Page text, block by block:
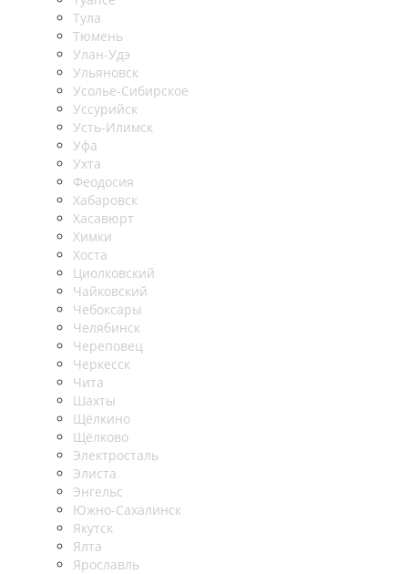
Тула
Тюмень
Улан-Удэ
Ульяновск
Усолье-Сибирское
Уссурийск
Усть-Илимск
Уфа
Ухта
Феодосия
Хабаровск
Хасавюрт
Химки
Хоста
Циолковский
Чайковский
Чебоксары
Челябинск
Череповец
Черкесск
Чита
Шахты
Щёлкино
Щёлково
Электросталь
Элиста
Энгельс
Южно-Сахалинск
Якутск
Ялта
Ярославль